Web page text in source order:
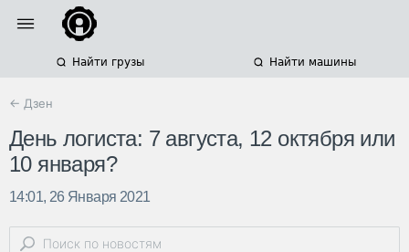
Найти грузы Найти машины
← Дзен
День логиста: 7 августа, 12 октября или
10 января?
14:01, 26 Января 2021